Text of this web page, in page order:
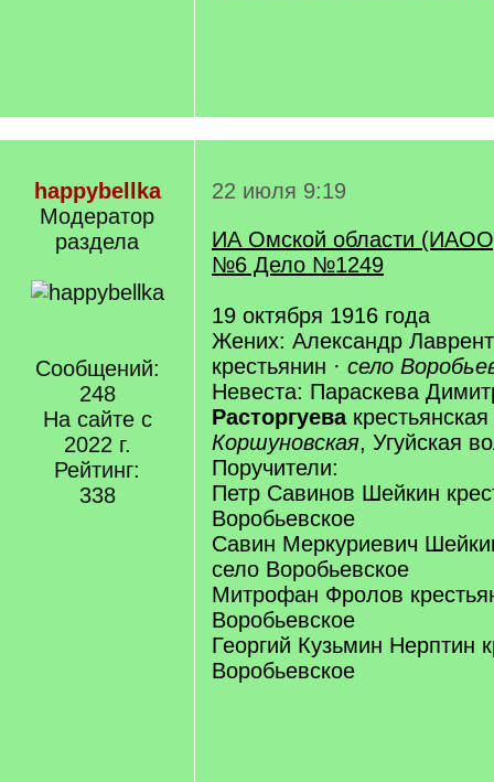
happybellka
Модератор
раздела
Сообщений:
248
На сайте с
2022 г.
Рейтинг:
338
22 июля 9:19
ИА Омской области
№6 Дело №1249
19 октября 1916 года
Жених: Александр
крестьянин · село
Невеста: Параскева
Расторгуева
Коршуновская, Угуйская
Поручители:
Петр Савинов Шейкин
Воробьевское
Савин Меркуриевич
село Воробьевское
Митрофан Фролов
Воробьевское
Георгий Кузьмин Нерптин
Воробьевское